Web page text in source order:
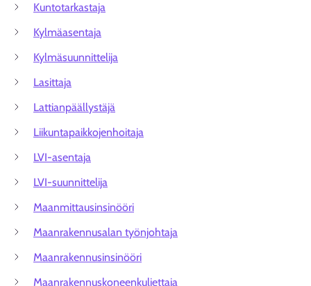
Kuntotarkastaja
Kylmäasentaja
Kylmäsuunnittelija
Lasittaja
Lattianpäällystäjä
Liikuntapaikkojenhoitaja
LVI-asentaja
LVI-suunnittelija
Maanmittausinsinööri
Maanrakennusalan työnjohtaja
Maanrakennusinsinööri
Maanrakennuskoneenkuljettaja